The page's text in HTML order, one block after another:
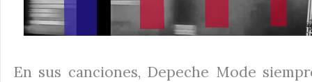
En sus canciones, Depeche Mode